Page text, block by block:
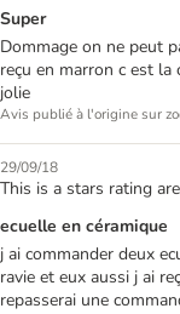
Super
Dommage on ne peut
reçu en marron c est
jolie
Avis publié à l'origine sur
29/09/18
This is a stars rating
ecuelle en céramique
j ai commander deux
ravie et eux aussi j ai
repasserai une